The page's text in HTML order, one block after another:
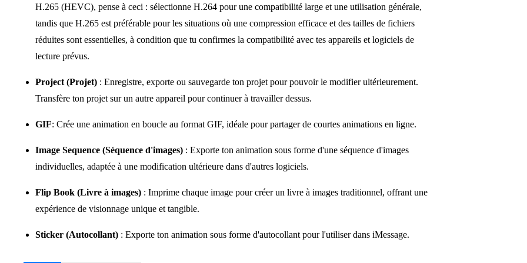
H.265 (HEVC), pense à ceci : sélectionne H.264 pour une compatibilité large et une utilisation générale,
tandis que H.265 est préférable pour les situations où une compression efficace et des tailles de fichiers
réduites sont essentielles, à condition que tu confirmes la compatibilité avec tes appareils et logiciels de
lecture prévus.
Project (Projet) : Enregistre, exporte ou sauvegarde ton projet pour pouvoir le modifier ultérieurement.
Transfère ton projet sur un autre appareil pour continuer à travailler dessus.
GIF: Crée une animation en boucle au format GIF, idéale pour partager de courtes animations en ligne.
Image Sequence (Séquence d'images) : Exporte ton animation sous forme d'une séquence d'images
individuelles, adaptée à une modification ultérieure dans d'autres logiciels.
Flip Book (Livre à images) : Imprime chaque image pour créer un livre à images traditionnel, offrant une
expérience de visionnage unique et tangible.
Sticker (Autocollant) : Exporte ton animation sous forme d'autocollant pour l'utiliser dans iMessage.